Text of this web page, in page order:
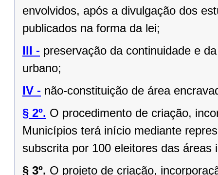
envolvidos, após a divulgação dos
publicados na forma da lei;
III - preservação da continuidade e
urbano;
IV - não-constituição de área
§ 2º. O procedimento de criação,
Municípios terá início mediante
subscrita por 100 eleitores das
§ 3º. O projeto de criação,